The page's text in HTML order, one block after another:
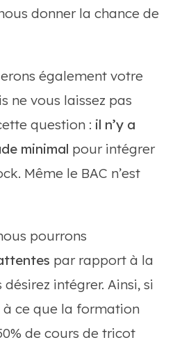
donner la chance de
également votre
ne vous laissez pas
question : il n’y a
minimal pour intégrer
Même le BAC n’est
pourrons
par rapport à la
intégrer. Ainsi, si
ce que la formation
de cours de tricot